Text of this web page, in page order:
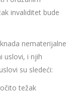
invaliditet bude
nematerijalne
uslovi, i njih
su sledeći:
težak